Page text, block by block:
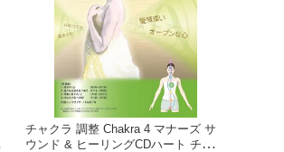
チャクラ 調整 Chakra 4 マナーズ サ
ウンド & ヒーリングCDハート チャク